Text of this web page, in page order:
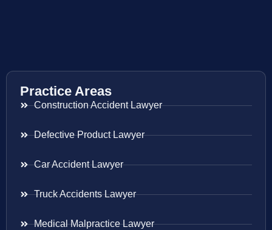
Practice Areas
Construction Accident Lawyer
Defective Product Lawyer
Car Accident Lawyer
Truck Accidents Lawyer
Medical Malpractice Lawyer